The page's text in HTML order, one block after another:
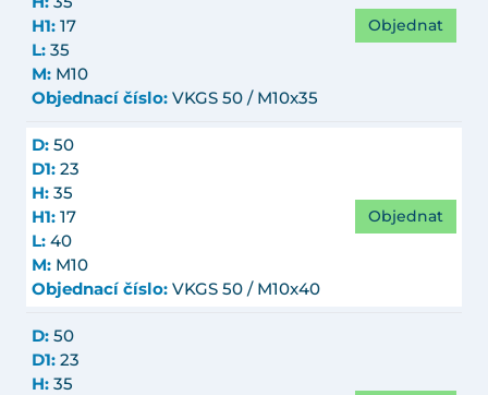
H1: 17
L: 35
M: M10
Objednací číslo: VKGS 50 / M10x35
Objednat
D: 50
D1: 23
H: 35
H1: 17
L: 40
M: M10
Objednací číslo: VKGS 50 / M10x40
Objednat
D: 50
D1: 23
H: 35